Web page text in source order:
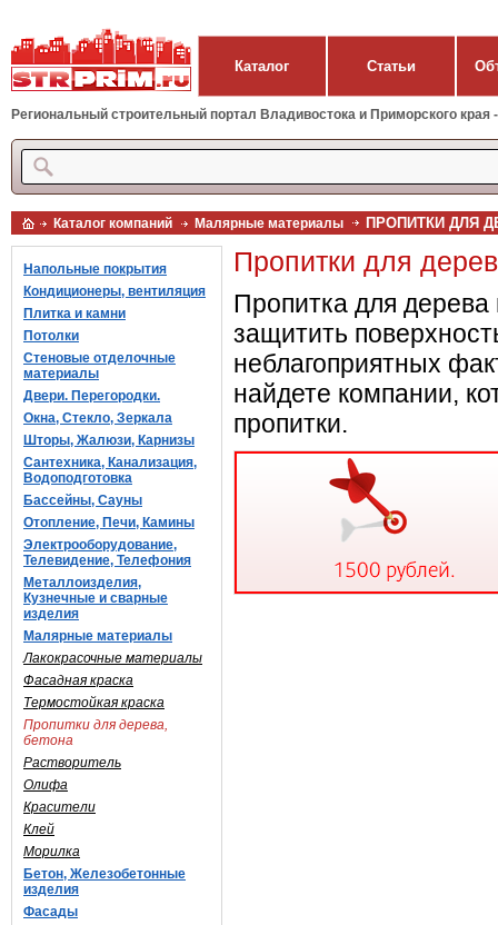
Каталог Статьи
Региональный строительный портал Владивостока и Приморского края
Каталог компаний Малярные материалы ПРОПИТКИ ДЛЯ
Напольные покрытия
Кондиционеры, вентиляция
Плитка и камни
Потолки
Стеновые отделочные
материалы
Двери. Перегородки.
Окна, Стекло, Зеркала
Шторы, Жалюзи, Карнизы
Сантехника, Канализация,
Водоподготовка
Бассейны, Сауны
Отопление, Печи, Камины
Электрооборудование,
Телевидение, Телефония
Металлоизделия,
Кузнечные и сварные
изделия
Малярные материалы
Лакокрасочные материалы
Фасадная краска
Термостойкая краска
Пропитки для дерева,
бетона
Растворитель
Олифа
Красители
Клей
Морилка
Бетон, Железобетонные
изделия
Фасады
Пропитки для
Пропитка для
защитить
неблагоприятных
найдете компании,
пропитки.